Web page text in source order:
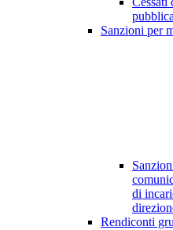
Sanzioni per
di
Rendiconti